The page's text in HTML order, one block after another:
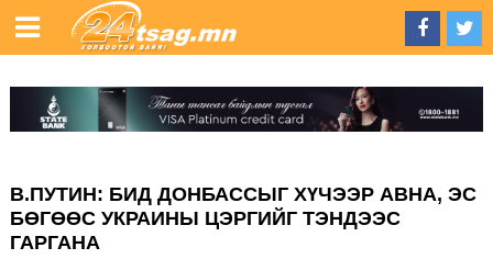
В.ПУТИН: БИД ДОНБАССЫГ ХҮЧЭЭР АВНА, ЭС
БӨГӨӨС УКРАИНЫ ЦЭРГИЙГ ТЭНДЭЭС
ГАРГАНА